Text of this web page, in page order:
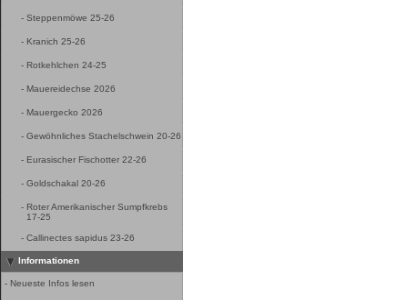
- Steppenmöwe 25-26
- Kranich 25-26
- Rotkehlchen 24-25
- Mauereidechse 2026
- Mauergecko 2026
- Gewöhnliches Stachelschwein 20-26
- Eurasischer Fischotter 22-26
- Goldschakal 20-26
- Roter Amerikanischer Sumpfkrebs
17-25
- Callinectes sapidus 23-26
Informationen
- Neueste Infos lesen